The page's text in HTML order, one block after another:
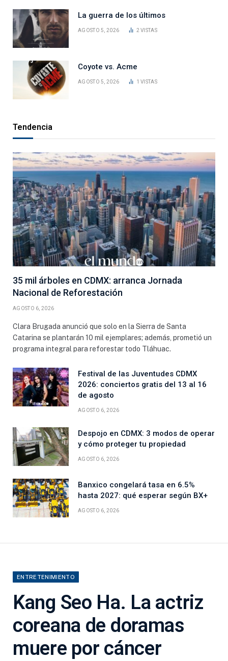
La guerra de los últimos
AGOSTO 5, 2026 2VISTAS
Coyote vs. Acme
AGOSTO 5, 2026 1VISTAS
Tendencia
35 mil árboles en CDMX: arranca Jornada
Nacional de Reforestación
AGOSTO 6, 2026
Clara Brugada anunció que solo en la Sierra de Santa
Catarina se plantarán 10 mil ejemplares; además, prometió un
programa integral para reforestar todo Tláhuac.
Festival de las Juventudes CDMX
2026: conciertos gratis del 13 al 16
de agosto
AGOSTO 6, 2026
Despojo en CDMX: 3 modos de operar
y cómo proteger tu propiedad
AGOSTO 6, 2026
Banxico congelará tasa en 6.5%
hasta 2027: qué esperar según BX+
AGOSTO 6, 2026
ENTRETENIMIENTO
Kang Seo Ha. La actriz
coreana de doramas
muere por cáncer